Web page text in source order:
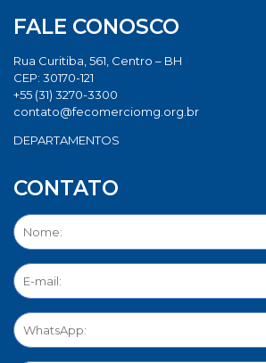
FALE CONOSCO
Rua Curitiba, 561, Centro – BH
CEP: 30170-121
+55 (31) 3270-3300
contato@fecomerciomg.org.br
DEPARTAMENTOS
CONTATO